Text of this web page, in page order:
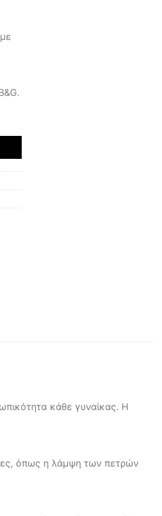
κάθε γυναίκας. Η
όπως η λάμψη των πετρών